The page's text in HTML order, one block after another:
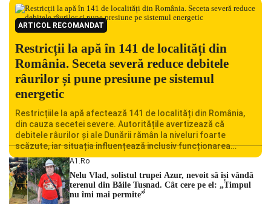
ARTICOL RECOMANDAT
Restricții la apă în 141 de localități din
România. Seceta severă reduce debitele
râurilor și pune presiune pe sistemul
energetic
Restricțiile la apă afectează 141 de localități din România,
din cauza secetei severe. Autoritățile avertizează că
debitele râurilor și ale Dunării rămân la niveluri foarte
scăzute, iar situația influențează inclusiv funcționarea
Centralei Nucleare de la Cernavodă. România se confruntă
cu una dintre cele mai dificile perioade din punct de vedere
hidrologic din ultimii ani. Lipsa […]
A1.ro
Nelu Vlad, solistul trupei Azur, nevoit să își vândă
terenul din Băile Tușnad. Cât cere pe el: „Timpul
nu îmi mai permite”